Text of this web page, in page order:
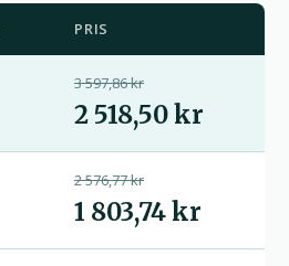
PRIS
3 597,86 kr
2 518,50 kr
2 576,77 kr
1 803,74 kr